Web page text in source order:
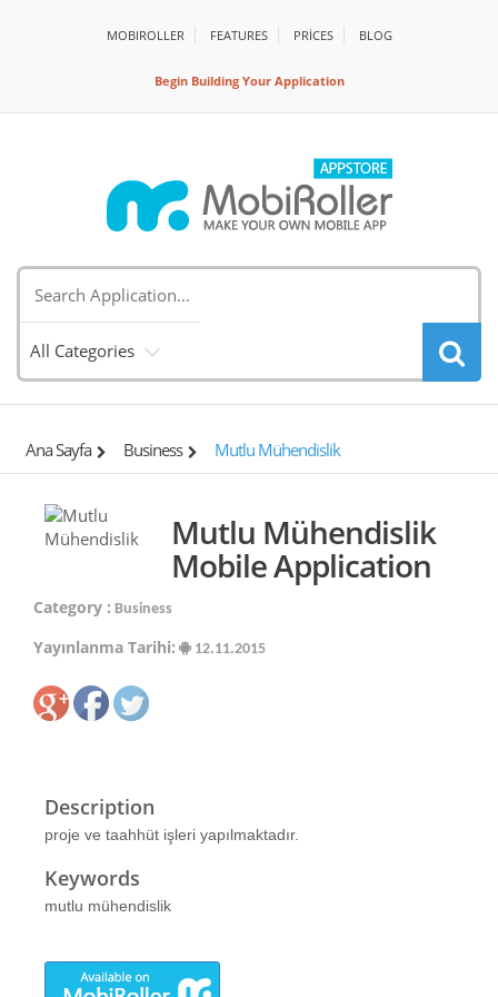
MOBIROLLER FEATURES PRİCES BLOG
Begin Building Your Application
All Categories
Ana Sayfa Business Mutlu Mühendislik
Mutlu Mühendislik
Mobile Application
Category : Business
Yayınlanma Tarihi: 12.11.2015
Description
proje ve taahhüt işleri yapılmaktadır.
Keywords
mutlu mühendislik